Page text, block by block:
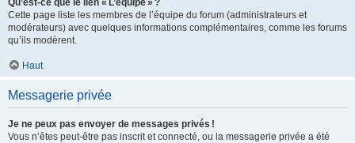
Qu’est-ce que le lien « L’équipe » ?
Cette page liste les membres de l’équipe du forum (administrateurs et
modérateurs) avec quelques informations complémentaires, comme les forums
qu’ils modèrent.
Haut
Messagerie privée
Je ne peux pas envoyer de messages privés !
Vous n’êtes peut-être pas inscrit et connecté, ou la messagerie privée a été